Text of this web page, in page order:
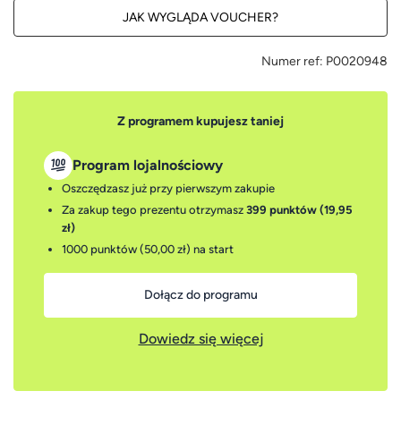
JAK WYGLĄDA VOUCHER?
Numer ref: P0020948
Z programem kupujesz taniej
Program lojalnościowy
Oszczędzasz już przy pierwszym zakupie
Za zakup tego prezentu otrzymasz 399 punktów (19,95
zł)
1000 punktów (50,00 zł) na start
Dołącz do programu
Dowiedz się więcej